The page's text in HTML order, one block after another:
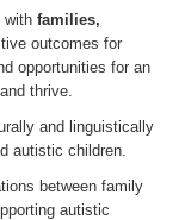
with families,
outcomes for
opportunities for an
thrive.
and linguistically
autistic children.
between family
autistic